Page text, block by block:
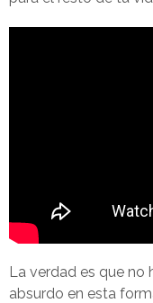
La verdad es que no
absurdo en esta